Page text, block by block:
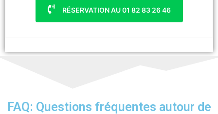
RÉSERVATION AU 01 82 83 26 46
FAQ: Questions fréquentes autour de